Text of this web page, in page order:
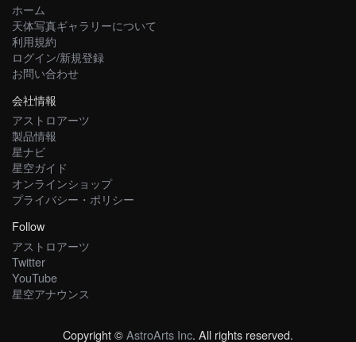
ホーム
天体写真ギャラリーについて
利用規約
ログイン/新規登録
お問い合わせ
会社情報
アストロアーツ
製品情報
星ナビ
星空ガイド
オンラインショップ
プライバシー・ポリシー
Follow
アストロアーツ
Twitter
YouTube
星空アナウンス
Copyright ©AstroArts Inc. All rights reserved.